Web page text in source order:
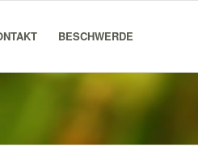
BESCHWERDE